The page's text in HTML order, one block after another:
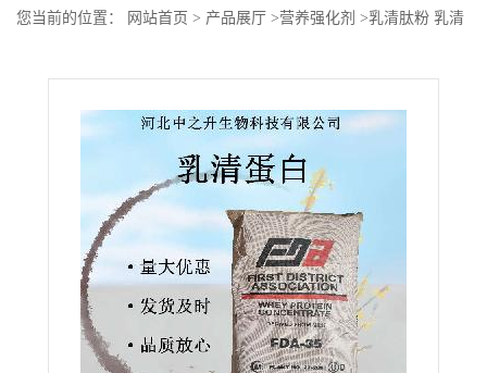
您当前的位置： 网站首页 > 产品展厅 >营养强化剂 >乳清肽粉 乳清